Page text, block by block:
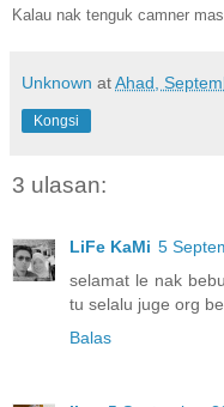
Kalau nak tenguk camner
Unknown atAhad,
Kongsi
3 ulasan:
LiFe KaMi 5
selamat le nak
tu selalu juge org
Balas